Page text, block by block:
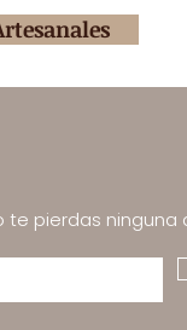
pierdas ninguna